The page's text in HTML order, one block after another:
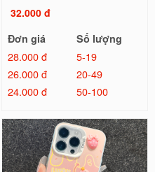
32.000 đ
Đơn giá
Số lượng
28.000 đ
5-19
26.000 đ
20-49
24.000 đ
50-100